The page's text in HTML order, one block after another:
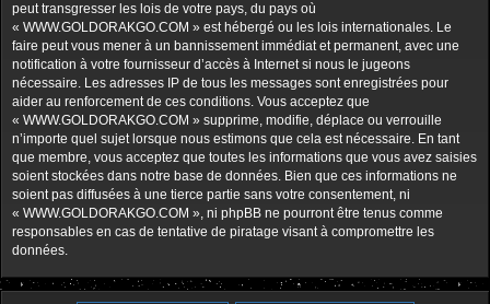
peut transgresser les lois de votre pays, du pays où
« WWW.GOLDORAKGO.COM » est hébergé ou les lois internationales. Le
faire peut vous mener à un bannissement immédiat et permanent, avec une
notification à votre fournisseur d’accès à Internet si nous le jugeons
nécessaire. Les adresses IP de tous les messages sont enregistrées pour
aider au renforcement de ces conditions. Vous acceptez que
« WWW.GOLDORAKGO.COM » supprime, modifie, déplace ou verrouille
n’importe quel sujet lorsque nous estimons que cela est nécessaire. En tant
que membre, vous acceptez que toutes les informations que vous avez saisies
soient stockées dans notre base de données. Bien que ces informations ne
soient pas diffusées à une tierce partie sans votre consentement, ni
« WWW.GOLDORAKGO.COM », ni phpBB ne pourront être tenus comme
responsables en cas de tentative de piratage visant à compromettre les
données.